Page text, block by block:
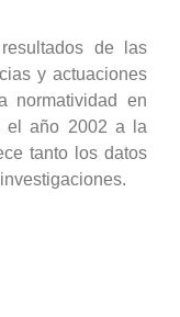
de las
y actuaciones
normatividad en
el año 2002 a la
tanto los datos